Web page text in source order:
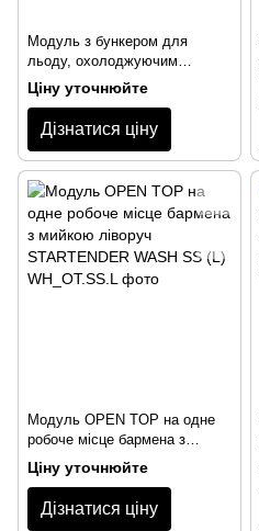
Модуль з бункером для
льоду, охолоджуючим
відсіком і рейкою
STARTENDER CHILL & ICE 12
(SR)
Ціну уточнюйте
Дізнатися ціну
Модуль OPEN TOP на одне
робоче місце бармена з
мийкою ліворуч
STARTENDER WASH SS (L)
Ціну уточнюйте
Дізнатися ціну